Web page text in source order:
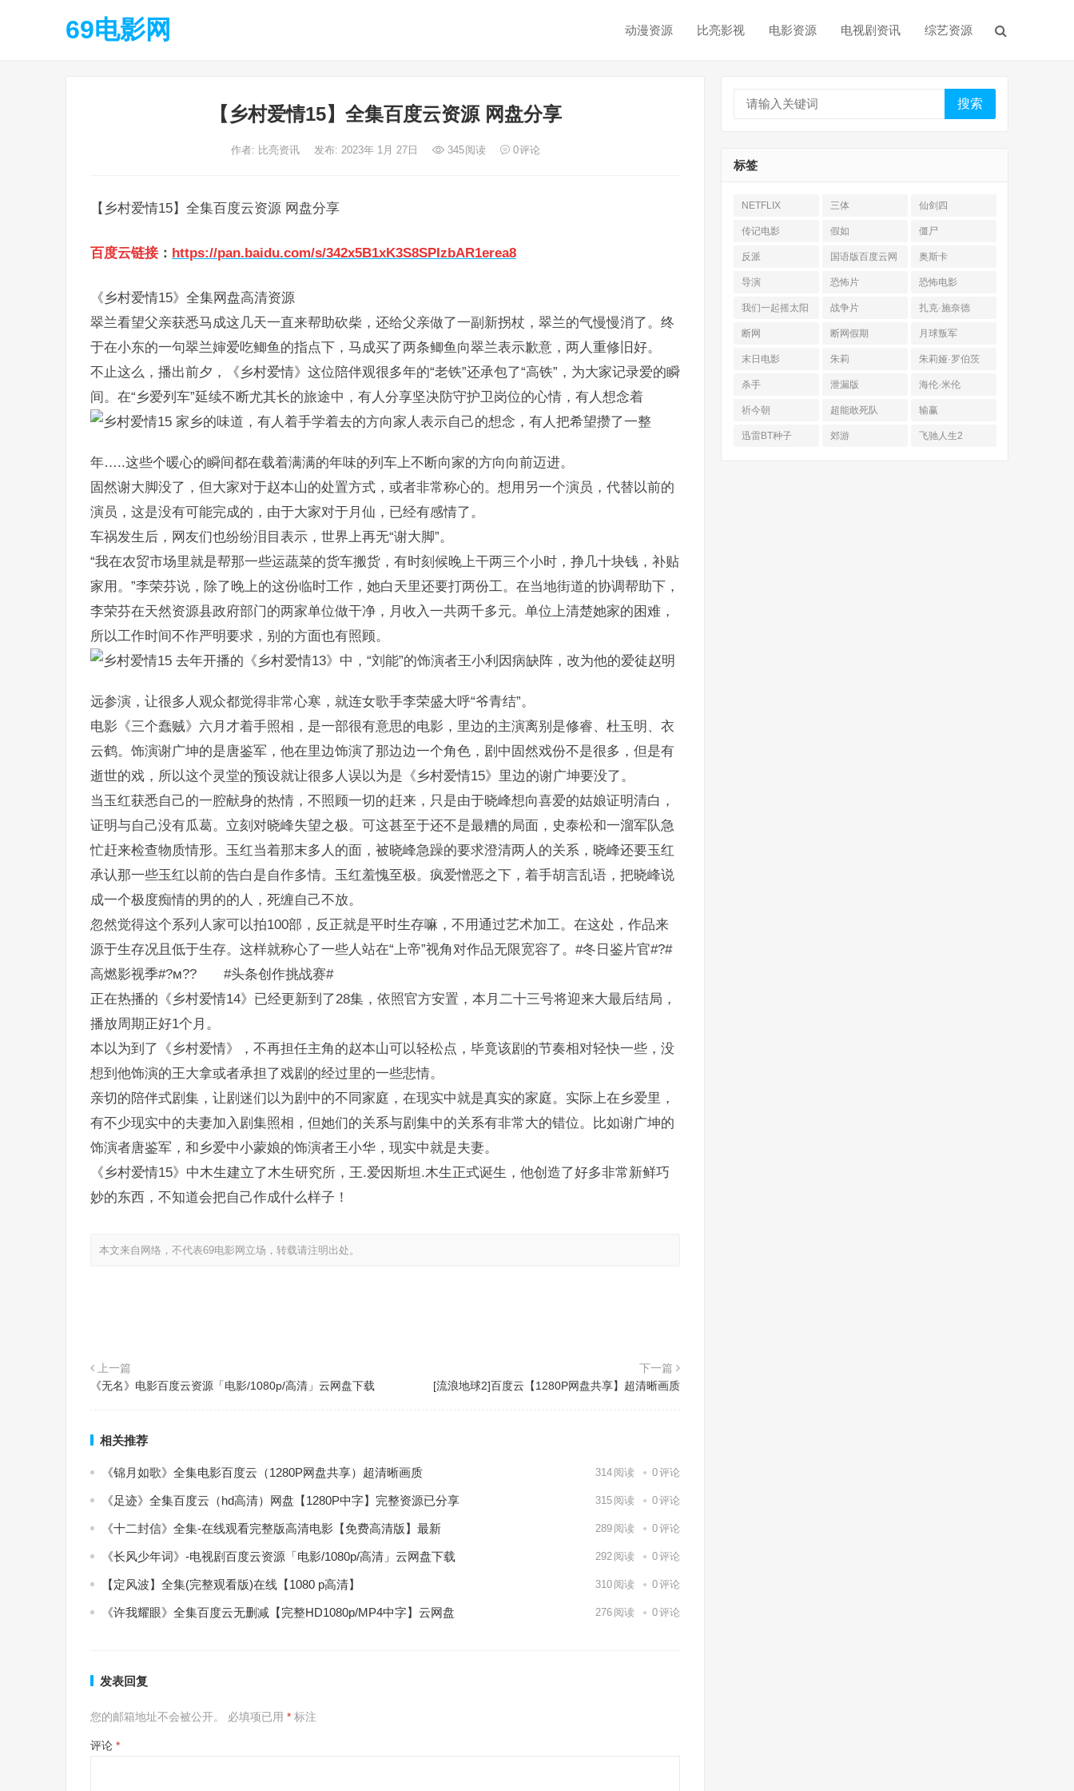
69电影网 动漫资源 比亮影视 电影资源 电视剧资讯 综艺资源
【乡村爱情15】全集百度云资源 网盘分享
作者: 比亮资讯 发布: 2023年 1月 27日 345阅读 0评论
【乡村爱情15】全集百度云资源 网盘分享
百度云链接 ： https://pan.baidu.com/s/342x5B1xK3S8SPIzbAR1erea8
《乡村爱情15》全集网盘高清资源
翠兰看望父亲获悉马成这几天一直来帮助砍柴，还给父亲做了一副新拐杖，翠兰的气慢慢消了。终
于在小东的一句翠兰婶爱吃鲫鱼的指点下，马成买了两条鲫鱼向翠兰表示歉意，两人重修旧好。
不止这么，播出前夕，《乡村爱情》这位陪伴观很多年的“老铁”还承包了“高铁”，为大家记录爱的瞬
间。在“乡爱列车”延续不断尤其长的旅途中，有人分享坚决防守护卫岗位的心情，有人想念着
家乡的味道，有人着手学着去的方向家人表示自己的想念，有人把希望攒了一整
年…..这些个暖心的瞬间都在载着满满的年味的列车上不断向家的方向向前迈进。
固然谢大脚没了，但大家对于赵本山的处置方式，或者非常称心的。想用另一个演员，代替以前的
演员，这是没有可能完成的，由于大家对于月仙，已经有感情了。
车祸发生后，网友们也纷纷泪目表示，世界上再无“谢大脚”。
“我在农贸市场里就是帮那一些运蔬菜的货车搬货，有时刻候晚上干两三个小时，挣几十块钱，补贴
家用。”李荣芬说，除了晚上的这份临时工作，她白天里还要打两份工。在当地街道的协调帮助下，
李荣芬在天然资源县政府部门的两家单位做干净，月收入一共两千多元。单位上清楚她家的困难，
所以工作时间不作严明要求，别的方面也有照顾。
去年开播的《乡村爱情13》中，“刘能”的饰演者王小利因病缺阵，改为他的爱徒赵明
远参演，让很多人观众都觉得非常心寒，就连女歌手李荣盛大呼“爷青结”。
电影《三个蠢贼》六月才着手照相，是一部很有意思的电影，里边的主演离别是修睿、杜玉明、衣
云鹤。饰演谢广坤的是唐鉴军，他在里边饰演了那边边一个角色，剧中固然戏份不是很多，但是有
逝世的戏，所以这个灵堂的预设就让很多人误以为是《乡村爱情15》里边的谢广坤要没了。
当玉红获悉自己的一腔献身的热情，不照顾一切的赶来，只是由于晓峰想向喜爱的姑娘证明清白，
证明与自己没有瓜葛。立刻对晓峰失望之极。可这甚至于还不是最糟的局面，史泰松和一溜军队急
忙赶来检查物质情形。玉红当着那末多人的面，被晓峰急躁的要求澄清两人的关系，晓峰还要玉红
承认那一些玉红以前的告白是自作多情。玉红羞愧至极。疯爱憎恶之下，着手胡言乱语，把晓峰说
成一个极度痴情的男的的人，死缠自己不放。
忽然觉得这个系列人家可以拍100部，反正就是平时生存嘛，不用通过艺术加工。在这处，作品来
源于生存况且低于生存。这样就称心了一些人站在“上帝”视角对作品无限宽容了。#冬日鉴片官#?#
高燃影视季#?м?? #头条创作挑战赛#
正在热播的《乡村爱情14》已经更新到了28集，依照官方安置，本月二十三号将迎来大最后结局，
播放周期正好1个月。
本以为到了《乡村爱情》，不再担任主角的赵本山可以轻松点，毕竟该剧的节奏相对轻快一些，没
想到他饰演的王大拿或者承担了戏剧的经过里的一些悲情。
亲切的陪伴式剧集，让剧迷们以为剧中的不同家庭，在现实中就是真实的家庭。实际上在乡爱里，
有不少现实中的夫妻加入剧集照相，但她们的关系与剧集中的关系有非常大的错位。比如谢广坤的
饰演者唐鉴军，和乡爱中小蒙娘的饰演者王小华，现实中就是夫妻。
《乡村爱情15》中木生建立了木生研究所，王.爱因斯坦.木生正式诞生，他创造了好多非常新鲜巧
妙的东西，不知道会把自己作成什么样子！
本文来自网络，不代表69电影网立场，转载请注明出处。
上一篇
《无名》电影百度云资源「电影/1080p/高清」云网盘下载
下一篇
[流浪地球2]百度云【1280P网盘共享】超清晰画质
相关推荐
《锦月如歌》全集电影百度云（1280P网盘共享）超清晰画质 314 阅读 0评论
《足迹》全集百度云（hd高清）网盘【1280P中字】完整资源已分享 315 阅读 0评论
《十二封信》全集-在线观看完整版高清电影【免费高清版】最新 289 阅读 0评论
《长风少年词》-电视剧百度云资源「电影/1080p/高清」云网盘下载 292 阅读 0评论
【定风波】全集(完整观看版)在线【1080 p高清】 310 阅读 0评论
《许我耀眼》全集百度云无删减【完整HD1080p/MP4中字】云网盘 276 阅读 0评论
发表回复
您的邮箱地址不会被公开。 必填项已用 * 标注
评论 *
搜索
标签
NETFLIX 三体 仙剑四
传记电影 假如 僵尸
反派
国语版百度云网
盘
奥斯卡
导演 恐怖片 恐怖电影
我们一起摇太阳 战争片 扎克·施奈德
断网 断网假期 月球叛军
末日电影 朱莉 朱莉娅·罗伯茨
杀手 泄漏版 海伦·米伦
祈今朝 超能敢死队 输赢
迅雷BT种子 郊游 飞驰人生2